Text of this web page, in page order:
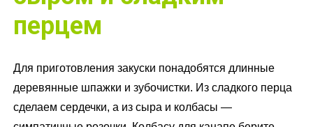
перцем
Для приготовления закуски понадобятся длинные
деревянные шпажки и зубочистки. Из сладкого перца
сделаем сердечки, а из сыра и колбасы —